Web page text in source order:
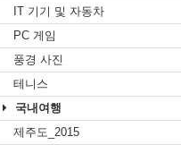
IT 기기 및 자동차
PC 게임
풍경 사진
테니스
국내여행
제주도_2015